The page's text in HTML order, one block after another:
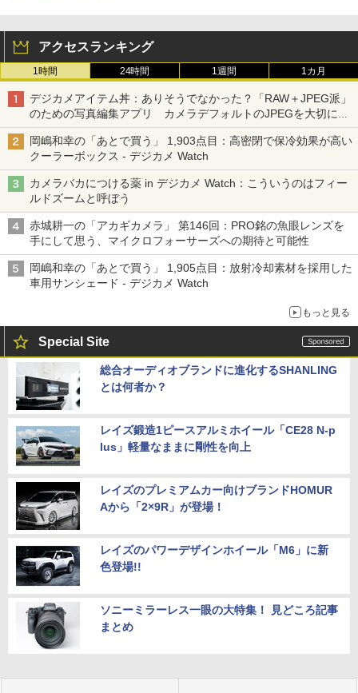
アクセスランキング
1時間 24時間 1週間 1カ月
デジカメアイテム丼：ありそうでなかった？「RAW＋JPEG派」
のための写真編集アプリ カメラデフォルトのJPEGを大切にす
る「Filmator」
岡嶋和幸の「あとで買う」 1,903点目：高密閉で保冷効果が高い
クーラーボックス - デジカメ Watch
カメラバカにつける薬 in デジカメ Watch：こういうのはフィー
ルドズームと呼ぼう
赤城耕一の「アカギカメラ」 第146回：PRO銘の魚眼レンズを
手にして思う、マイクロフォーサーズへの期待と可能性
岡嶋和幸の「あとで買う」 1,905点目：放射冷却素材を採用した
車用サンシェード - デジカメ Watch
もっと見る
Special Site
総合オーディオブランドに進化するSHANLING
とは何者か？
レイズ鍛造1ピースアルミホイール「CE28 N-p
lus」軽量なままに剛性を向上
レイズのプレミアムカー向けブランドHOMUR
Aから「2×9R」が登場！
レイズのパワーデザインホイール「M6」に新
色登場!!
ソニーミラーレス一眼の大特集！ 見どころ記事
まとめ